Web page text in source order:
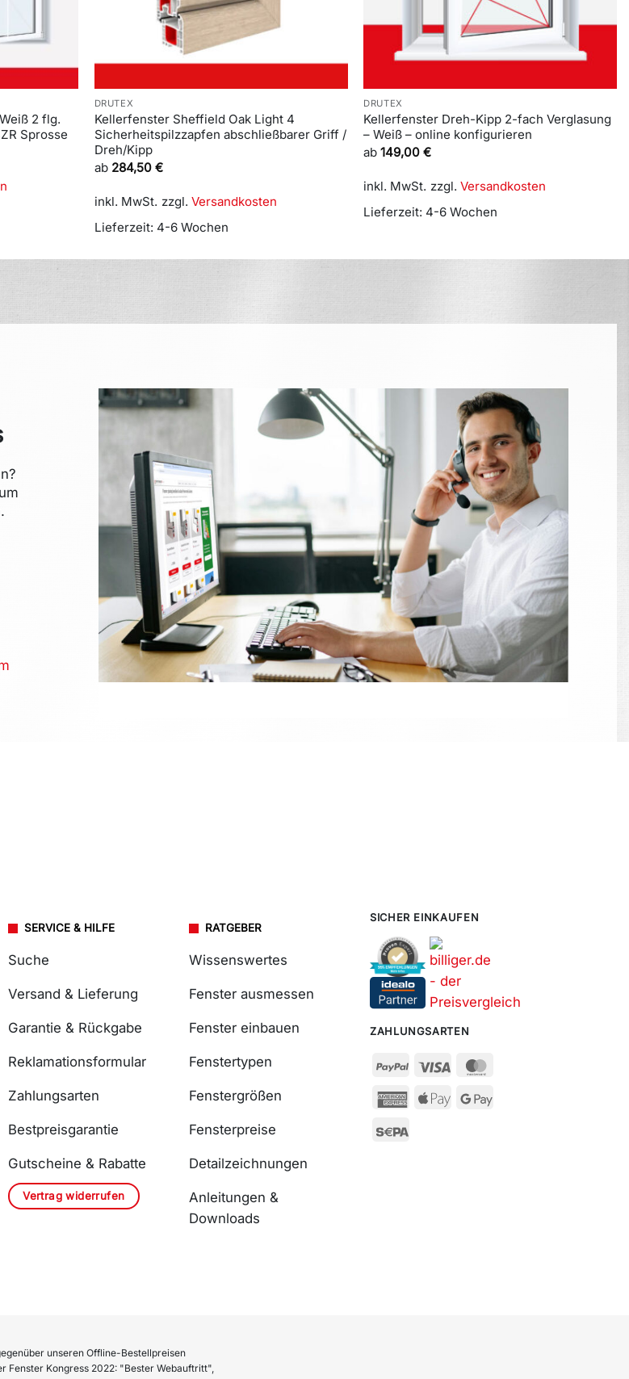
2 flg.
Sprosse
DRUTEX
Kellerfenster Sheffield Oak Light 4
Sicherheitspilzzapfen abschließbarer Griff /
Dreh/Kipp
ab 284,50 €
inkl. MwSt. zzgl. Versandkosten
Lieferzeit: 4-6 Wochen
DRUTEX
Kellerfenster Dreh-Kipp 2-fach Verglasung
– Weiß – online konfigurieren
ab149,00€
inkl. MwSt. zzgl.Versandkosten
Lieferzeit: 4-6 Wochen
SERVICE & HILFE
Suche
Versand & Lieferung
Garantie & Rückgabe
Reklamationsformular
Zahlungsarten
Bestpreisgarantie
Gutscheine & Rabatte
Vertrag widerrufen
RATGEBER
Wissenswertes
Fenster ausmessen
Fenster einbauen
Fenstertypen
Fenstergrößen
Fensterpreise
Detailzeichnungen
Anleitungen &
Downloads
SICHER EINKAUFEN
ZAHLUNGSARTEN
unseren Offline-Bestellpreisen
Fenster Kongress 2022: "Bester Webauftritt",